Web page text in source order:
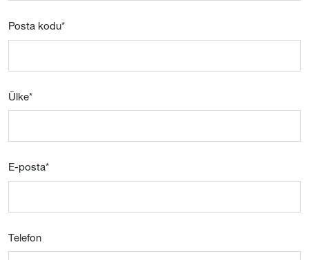
Posta kodu*
Ülke*
E-posta*
Telefon